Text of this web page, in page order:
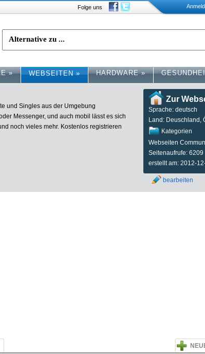
Folge uns
» WEBSEITEN» HARDWARE»
Zur
Sprache: deutsch
Land: Deuschland,
Kategorien
Webseiten
Seitenaufrufe: 6209
erstellt am: 2012-
bearbeiten
und Singles aus der Umgebung
Messenger, und auch mobil lässt es sich
noch vieles mehr. Kostenlos registrieren